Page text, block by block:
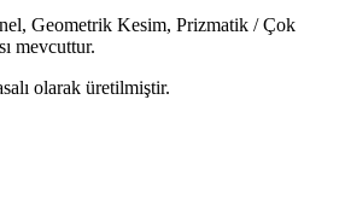
Geometrik Kesim, Prizmatik / Çok
mevcuttur.
olarak üretilmiştir.